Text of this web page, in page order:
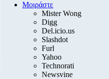
Μοιράστε
Mister Wong
Digg
Del.icio.us
Slashdot
Furl
Yahoo
Technorati
Newsvine